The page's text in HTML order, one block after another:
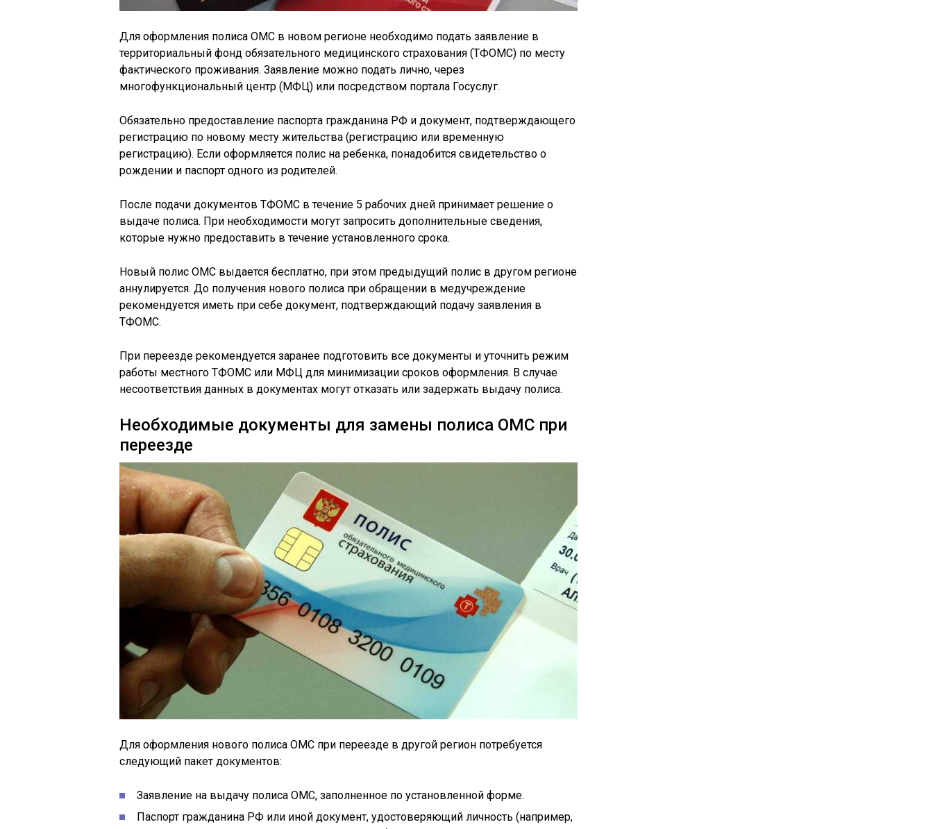
Для оформления полиса ОМС в новом регионе необходимо подать заявление в
территориальный фонд обязательного медицинского страхования (ТФОМС) по месту
фактического проживания. Заявление можно подать лично, через
многофункциональный центр (МФЦ) или посредством портала Госуслуг.
Обязательно предоставление паспорта гражданина РФ и документ, подтверждающего
регистрацию по новому месту жительства (регистрацию или временную
регистрацию). Если оформляется полис на ребенка, понадобится свидетельство о
рождении и паспорт одного из родителей.
После подачи документов ТФОМС в течение 5 рабочих дней принимает решение о
выдаче полиса. При необходимости могут запросить дополнительные сведения,
которые нужно предоставить в течение установленного срока.
Новый полис ОМС выдается бесплатно, при этом предыдущий полис в другом регионе
аннулируется. До получения нового полиса при обращении в медучреждение
рекомендуется иметь при себе документ, подтверждающий подачу заявления в
ТФОМС.
При переезде рекомендуется заранее подготовить все документы и уточнить режим
работы местного ТФОМС или МФЦ для минимизации сроков оформления. В случае
несоответствия данных в документах могут отказать или задержать выдачу полиса.
Необходимые документы для замены полиса ОМС при
переезде
Для оформления нового полиса ОМС при переезде в другой регион потребуется
следующий пакет документов:
Заявление на выдачу полиса ОМС, заполненное по установленной форме.
Паспорт гражданина РФ или иной документ, удостоверяющий личность (например,